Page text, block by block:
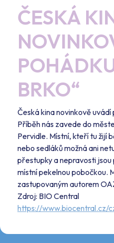
ČESKÁ
BRKO“
Česká kina novinkově
Příběh nás zavede do
Pervidle. Místní, kteří tu žijí
nebo sedláků možná ani
přestupky a nepravosti
místní pekelnou pobočkou.
zastupovaným autorem
Zdroj: BIO Central
https://www.biocentral.cz/